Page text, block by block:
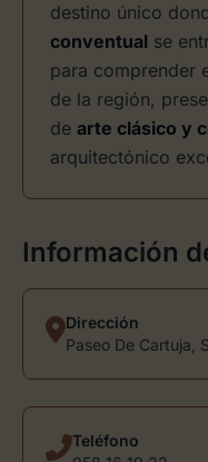
destino único
conventual se
para comprender
de la región,
de arte clásico y
arquitectónico
Información
Dirección
Paseo De Cartuja,
Teléfono